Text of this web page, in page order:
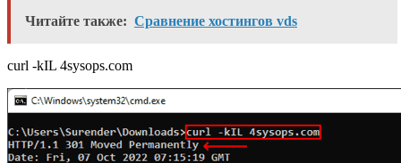
Читайте также: Сравнение хостингов vds
curl -kIL 4sysops.com